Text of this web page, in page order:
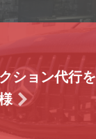
ション代行を